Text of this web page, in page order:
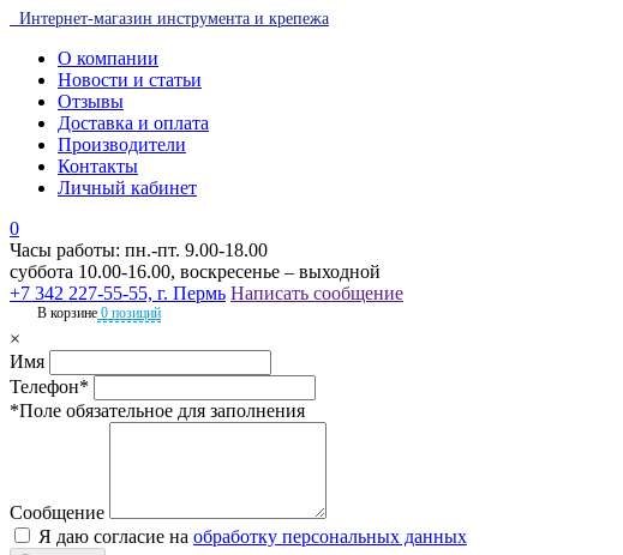
Интернет-магазин инструмента и крепежа
О компании
Новости и статьи
Отзывы
Доставка и оплата
Производители
Контакты
Личный кабинет
0
Часы работы: пн.-пт. 9.00-18.00
суббота 10.00-16.00, воскресенье – выходной
+7 342 227-55-55, г. Пермь Написать сообщение
В корзине 0 позиций
×
Имя
Телефон*
*Поле обязательное для заполнения
Сообщение
Я даю согласие на обработку персональных данных